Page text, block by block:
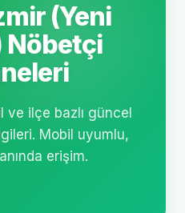
(Yeni
Nöbetçi
ilçe bazlı güncel
Mobil uyumlu,
erişim.